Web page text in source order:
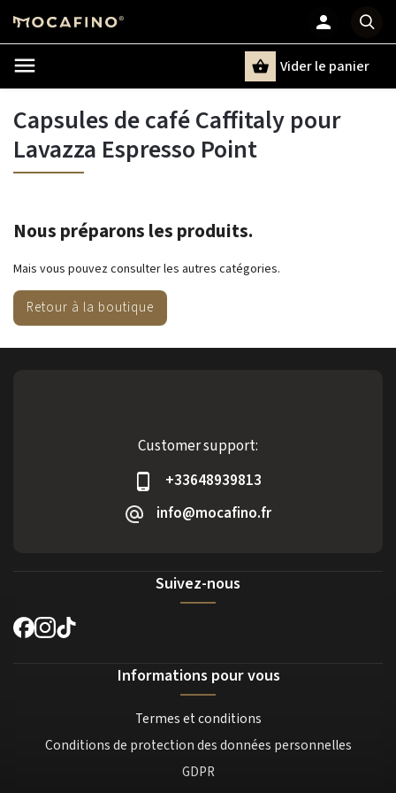
Chercher
Vider le panier
Capsules de café Caffitaly pour
Lavazza Espresso Point
Nous préparons les produits.
Mais vous pouvez consulter les autres catégories.
Retour à la boutique
Customer support:
+33648939813
info@mocafino.fr
Suivez-nous
Informations pour vous
Termes et conditions
Conditions de protection des données personnelles
GDPR